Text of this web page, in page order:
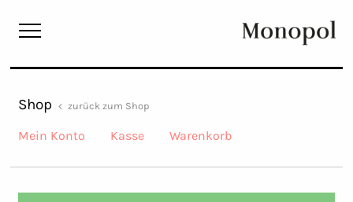
Monopol
Shop zurück zum Shop
Mein Konto Kasse Warenkorb